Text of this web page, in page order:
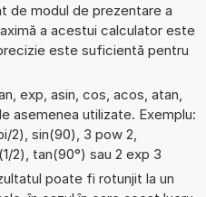
de modul de prezentare a
a acestui calculator este
este suficientă pentru
exp, asin, cos, acos, atan,
asemenea utilizate. Exemplu:
2), sin(90), 3 pow 2,
2), tan(90°) sau 2 exp 3
poate fi rotunjit la un